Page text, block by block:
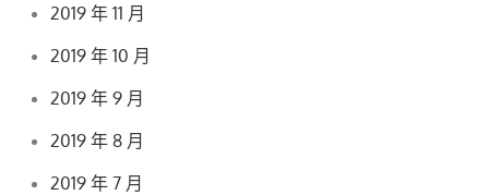
2019 年 11 月
2019 年 10 月
2019 年 9 月
2019 年 8 月
2019 年 7 月